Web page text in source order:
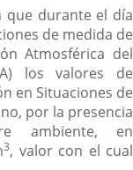
que durante el día
de medida de
Atmosférica del
los valores de
en Situaciones de
por la presencia
ambiente, en
3, valor con el cual